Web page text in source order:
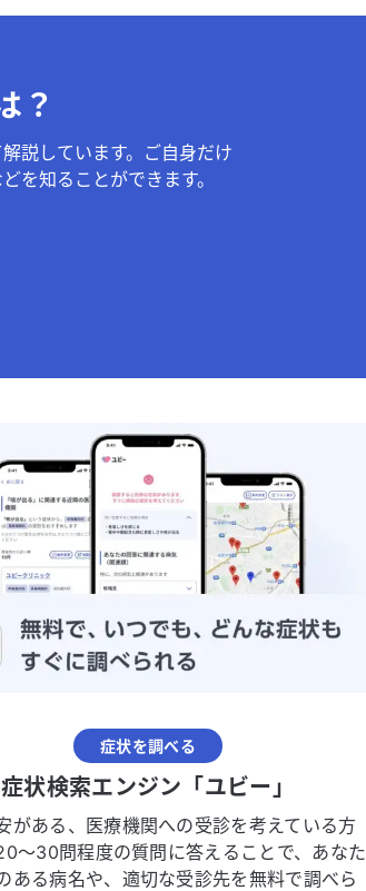
？
説しています。ご自身だけ
を知ることができます。
症状を調べる
症状検索エンジン「ユビー」
がある、医療機関への受診を考えている方
〜30問程度の質問に答えることで、あなた
ある病名や、適切な受診先を無料で調べら